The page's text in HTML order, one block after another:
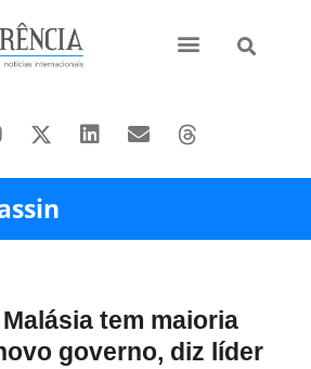
tem maioria
governo, diz líder